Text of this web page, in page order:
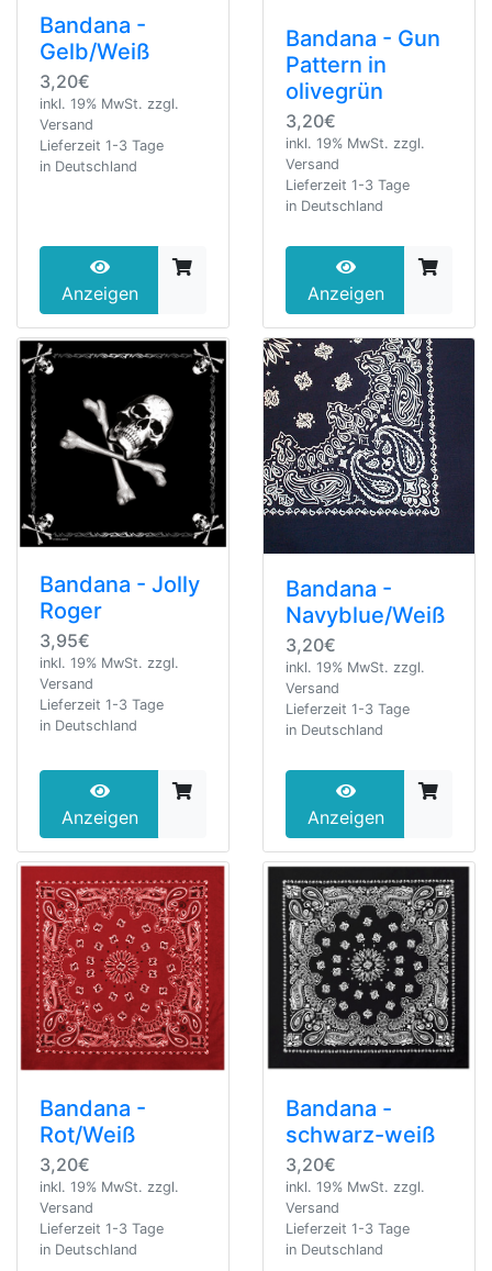
Bandana -
Gelb/Weiß
3,20€
inkl. 19% MwSt. zzgl.
Versand
Lieferzeit 1-3 Tage
in Deutschland
Anzeigen
Bandana - Gun
Pattern in
olivegrün
3,20€
inkl. 19% MwSt. zzgl.
Versand
Lieferzeit 1-3 Tage
in Deutschland
Anzeigen
Bandana - Jolly
Roger
3,95€
inkl. 19% MwSt. zzgl.
Versand
Lieferzeit 1-3 Tage
in Deutschland
Anzeigen
Bandana -
Navyblue/Weiß
3,20€
inkl. 19% MwSt. zzgl.
Versand
Lieferzeit 1-3 Tage
in Deutschland
Anzeigen
Bandana -
Rot/Weiß
3,20€
inkl. 19% MwSt. zzgl.
Versand
Lieferzeit 1-3 Tage
in Deutschland
Bandana -
schwarz-weiß
3,20€
inkl. 19% MwSt. zzgl.
Versand
Lieferzeit 1-3 Tage
in Deutschland